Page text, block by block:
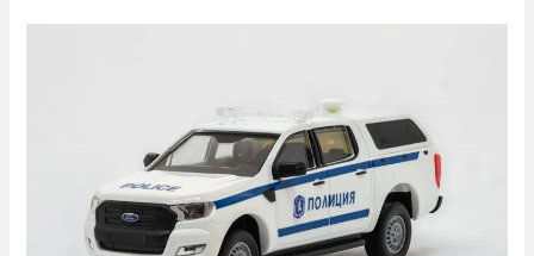
Großbritannien